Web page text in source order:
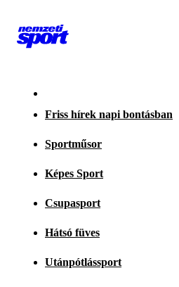
Friss hírek napi bontásban
Sportműsor
Képes Sport
Csupasport
Hátsó füves
Utánpótlássport